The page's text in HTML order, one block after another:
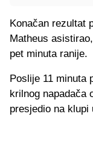
Konačan rezultat
Matheus
pet minuta ranije.
Poslije 11 minuta
krilnog napadača
presjedio na klupi